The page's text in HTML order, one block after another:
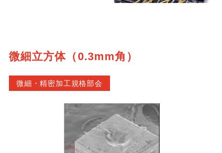
微細立方体（0.3mm角）
微細・精密加工規格部会